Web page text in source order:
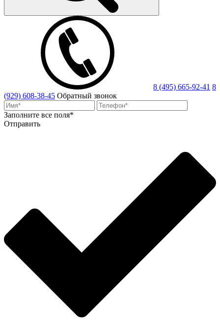
8 (495) 665-92-41 8
(929) 608-38-45 Обратный звонок
Заполните все поля*
Отправить